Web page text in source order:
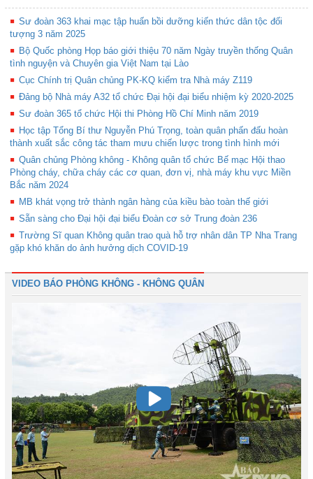
Sư đoàn 363 khai mạc tập huấn bồi dưỡng kiến thức dân tộc đối
tượng 3 năm 2025
Bộ Quốc phòng Họp báo giới thiệu 70 năm Ngày truyền thống Quân
tình nguyện và Chuyên gia Việt Nam tại Lào
Cục Chính trị Quân chủng PK-KQ kiểm tra Nhà máy Z119
Đảng bộ Nhà máy A32 tổ chức Đại hội đại biểu nhiệm kỳ 2020-2025
Sư đoàn 365 tổ chức Hội thi Phòng Hồ Chí Minh năm 2019
Học tập Tổng Bí thư Nguyễn Phú Trọng, toàn quân phấn đấu hoàn
thành xuất sắc công tác tham mưu chiến lược trong tình hình mới
Quân chủng Phòng không - Không quân tổ chức Bế mạc Hội thao
Phòng cháy, chữa cháy các cơ quan, đơn vị, nhà máy khu vực Miền
Bắc năm 2024
MB khát vọng trở thành ngân hàng của kiều bào toàn thế giới
Sẵn sàng cho Đại hội đại biểu Đoàn cơ sở Trung đoàn 236
Trường Sĩ quan Không quân trao quà hỗ trợ nhân dân TP Nha Trang
gặp khó khăn do ảnh hưởng dịch COVID-19
VIDEO BÁO PHÒNG KHÔNG - KHÔNG QUÂN